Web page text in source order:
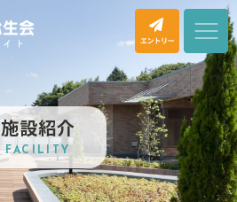
施設紹介
FACILITY